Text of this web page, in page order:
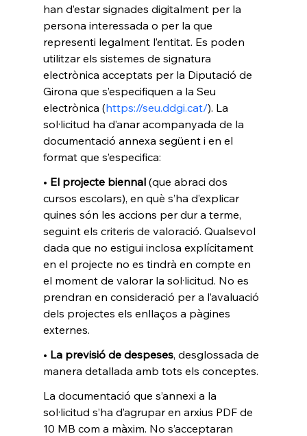
han d’estar signades digitalment per la
persona interessada o per la que
representi legalment l’entitat. Es poden
utilitzar els sistemes de signatura
electrònica acceptats per la Diputació de
Girona que s’especifiquen a la Seu
electrònica (https://seu.ddgi.cat/). La
sol·licitud ha d’anar acompanyada de la
documentació annexa següent i en el
format que s’especifica:
• El projecte biennal (que abraci dos
cursos escolars), en què s’ha d’explicar
quines són les accions per dur a terme,
seguint els criteris de valoració. Qualsevol
dada que no estigui inclosa explícitament
en el projecte no es tindrà en compte en
el moment de valorar la sol·licitud. No es
prendran en consideració per a l’avaluació
dels projectes els enllaços a pàgines
externes.
• La previsió de despeses, desglossada de
manera detallada amb tots els conceptes.
La documentació que s’annexi a la
sol·licitud s’ha d’agrupar en arxius PDF de
10 MB com a màxim. No s’acceptaran